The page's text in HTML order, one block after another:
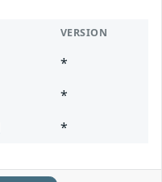
VERSION
*
*
*